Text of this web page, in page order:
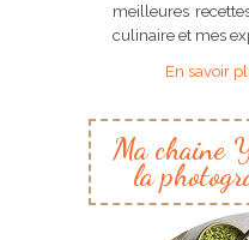
meilleures
culinaire et mes
En savoir
Ma chaine
la